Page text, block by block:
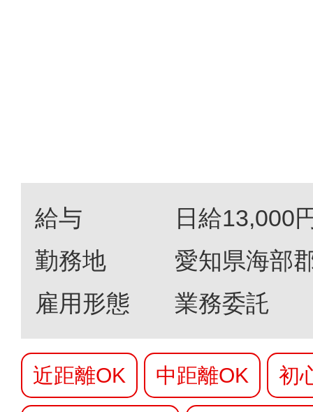
給与
日給13,000
勤務地
愛知県海部
雇用形態
業務委託
近距離OK 中距離OK 初